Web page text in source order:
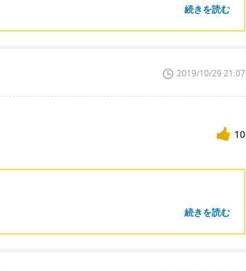
続きを読む
2019/10/29 21:07
10
続きを読む